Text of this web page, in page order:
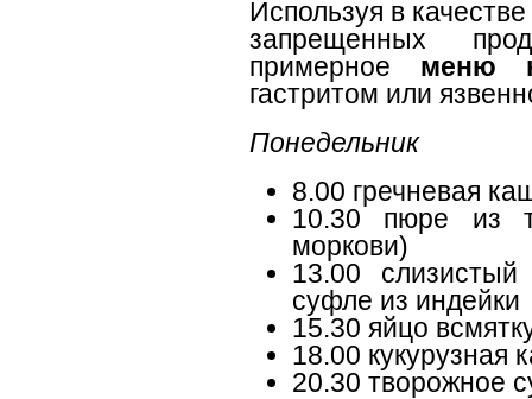
Используя в
запрещенных
примерное меню
гастритом или
Понедельник
8.00 гречневая
10.30 пюре из
моркови)
13.00
суфле из индейки
15.30 яйцо
18.00 кукурузная
20.30 творожное